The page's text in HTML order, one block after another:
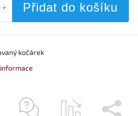
Přidat do košíku
kočárek